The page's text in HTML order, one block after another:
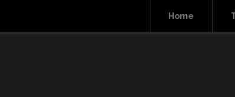
Home